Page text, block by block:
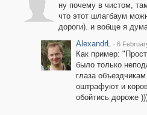
ну почему в чистом,
что этот шлагбаум
дороги). и вобще я
AlexandrL · 6
Как пример:
было только
глаза
оштрафуют и
обойтись дороже